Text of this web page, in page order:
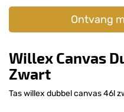
Ontvang
Willex Canvas
Zwart
Tas willex dubbel canvas 46l